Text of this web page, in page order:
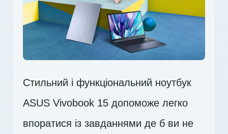
Стильний і функціональний ноутбук
ASUS Vivobook 15 допоможе легко
впоратися із завданнями де б ви не